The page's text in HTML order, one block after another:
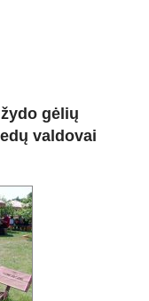
gėlių
valdovai